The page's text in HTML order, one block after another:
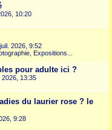
10:20
2026, 9:52
Expositions...
pour adulte ici ?
2026, 13:35
du laurier rose ? le
9:28